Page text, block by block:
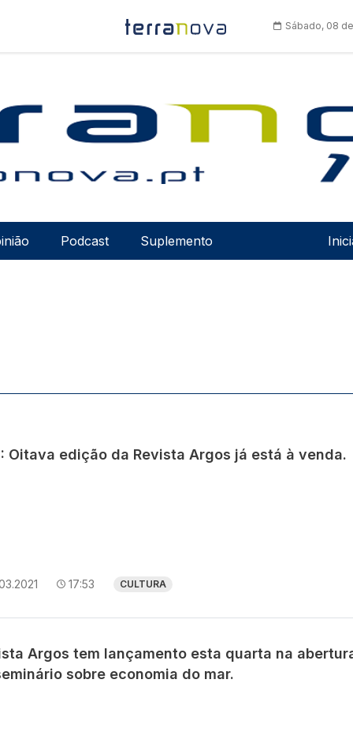
Sábado, 08
Podcast Suplemento
Oitava edição da Revista Argos já está à venda.
17:53 CULTURA
Argos tem lançamento esta quarta na
sobre economia do mar.